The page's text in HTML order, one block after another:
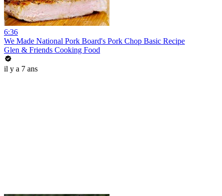
6:36
We Made National Pork Board's Pork Chop Basic Recipe
Glen & Friends Cooking Food
il y a 7 ans